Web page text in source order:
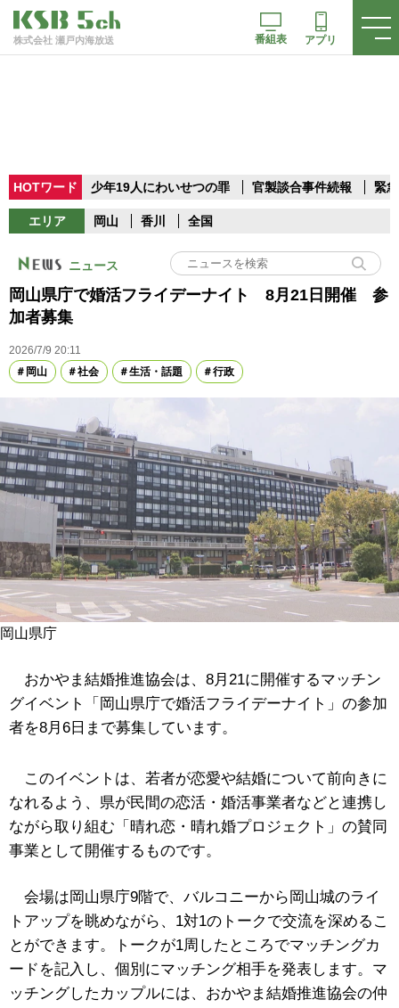
株式会社 瀬戸内海放送 番組表 アプリ
HOTワード 少年19人にわいせつの罪 官製談合事件続報 緊
エリア 岡山 香川 全国
ニュース
岡山県庁で婚活フライデーナイト 8月21日開催 参
加者募集
2026/7/9 20:11
岡山
社会 生活・話題 行政
岡山県庁
おかやま結婚推進協会は、8月21に開催するマッチン
グイベント「岡山県庁で婚活フライデーナイト」の参加
者を8月6日まで募集しています。
このイベントは、若者が恋愛や結婚について前向きに
なれるよう、県が民間の恋活・婚活事業者などと連携し
ながら取り組む「晴れ恋・晴れ婚プロジェクト」の賛同
事業として開催するものです。
会場は岡山県庁9階で、バルコニーから岡山城のライ
トアップを眺めながら、1対1のトークで交流を深めるこ
とができます。トークが1周したところでマッチングカ
ードを記入し、個別にマッチング相手を発表します。マ
ッチングしたカップルには、おかやま結婚推進協会の仲